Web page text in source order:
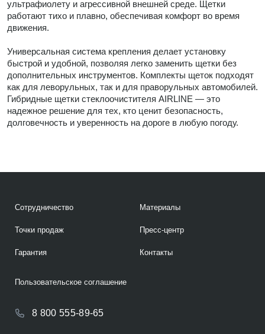
ультрафиолету и агрессивной внешней среде. Щетки
работают тихо и плавно, обеспечивая комфорт во время
движения.
Универсальная система крепления делает установку
быстрой и удобной, позволяя легко заменить щетки без
дополнительных инструментов. Комплекты щеток подходят
как для леворульных, так и для праворульных автомобилей.
Гибридные щетки стеклоочистителя AIRLINE — это
надежное решение для тех, кто ценит безопасность,
долговечность и уверенность на дороге в любую погоду.
Сотрудничество
Точки продаж
Гарантия
Материалы
Пресс-центр
Контакты
8 800 555-89-65
Пользовательское соглашение